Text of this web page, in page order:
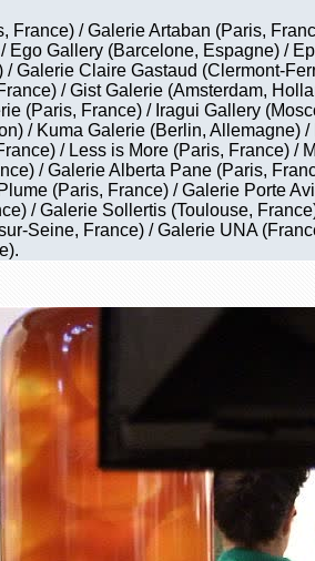
France) / Galerie Artaban (Paris,
Ego Gallery (Barcelone, Espagne) /
/ Galerie Claire Gastaud (Clermont-
/ Gist Galerie (Amsterdam,
(Paris, France) / Iragui Gallery
/ Kuma Galerie (Berlin,
/ Less is More (Paris, France) /
/ Galerie Alberta Pane (Paris,
(Paris, France) / Galerie Porte
/ Galerie Sollertis (Toulouse,
Seine, France) / Galerie UNA